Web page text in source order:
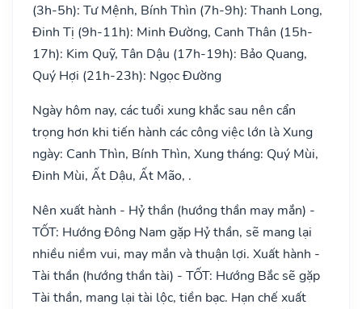
(3h-5h): Tư Mệnh, Bính Thìn (7h-9h): Thanh Long,
Đinh Tị (9h-11h): Minh Đường, Canh Thân (15h-
17h): Kim Quỹ, Tân Dậu (17h-19h): Bảo Quang,
Quý Hợi (21h-23h): Ngọc Đường
Ngày hôm nay, các tuổi xung khắc sau nên cẩn
trọng hơn khi tiến hành các công việc lớn là Xung
ngày: Canh Thìn, Bính Thìn, Xung tháng: Quý Mùi,
Đinh Mùi, Ất Dậu, Ất Mão, .
Nên xuất hành - Hỷ thần (hướng thần may mắn) -
TỐT: Hướng Đông Nam gặp Hỷ thần, sẽ mang lại
nhiều niềm vui, may mắn và thuận lợi. Xuất hành -
Tài thần (hướng thần tài) - TỐT: Hướng Bắc sẽ gặp
Tài thần, mang lại tài lộc, tiền bạc. Hạn chế xuất